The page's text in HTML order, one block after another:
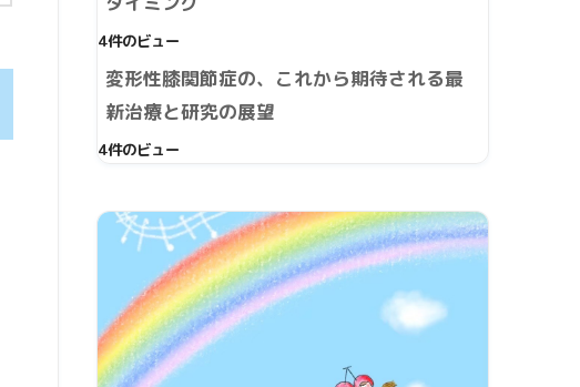
4件のビュー
変形性膝関節症の、これから期待される最
新治療と研究の展望
4件のビュー